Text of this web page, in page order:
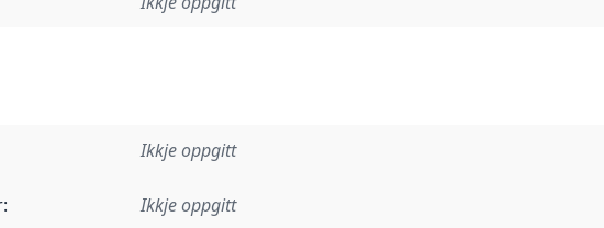
Ikkje oppgitt
: Ikkje oppgitt